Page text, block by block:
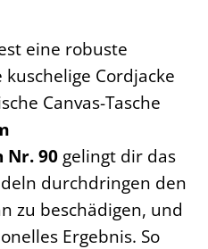
eine robuste
Cordjacke
Canvas-Tasche
Nr. 90 gelingt dir das
durchdringen den
zu beschädigen, und
Ergebnis. So